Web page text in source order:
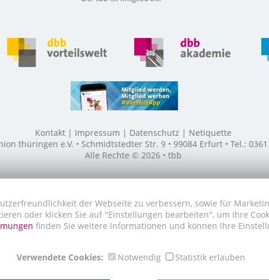
Kontakt Impressum Datenschutz
Netiquette
thüringen e.V. • Schmidtstedter Str. 9 • 99084 Erfurt • Tel.: 0361
Alle Rechte © 2026 • tbb
der Webseite zu verbessern, sowie für
oder klicken Sie auf "Einstellungen bearbeiten", um Ihre
finden Sie weitere Informationen und können Ihre
Verwendete Cookies: Notwendig Statistik erlauben